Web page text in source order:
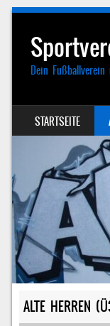
Dein
MENU
SKIP TO CONTENT
STARTSEITE
ALTE HERREN